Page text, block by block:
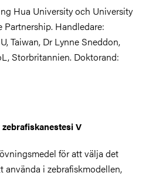
Hua University och University
Handledare:
Taiwan, Dr Lynne Sneddon,
Storbritannien. Doktorand:
V
för att välja det
i zebrafiskmodellen,